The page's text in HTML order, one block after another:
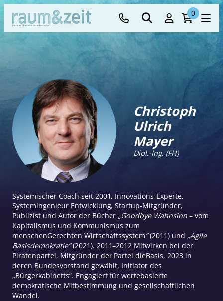
0
Christoph
Ulrich
Mayer
Dipl.-Ing. (FH)
Systemischer Coach seit 2001, Innovations-Experte,
Systemingenieur Entwicklung, Startup-Mitgründer,
Publizist und Autor der Bücher „Goodbye Wahnsinn – vom
Kapitalismus und Kommunismus zum
menschenGerechten Wirtschaftssystem“(2011) und „Agile
Basisdemokratie“(2021). 2011–2012 Mitwirken bei der
Piratenpartei, Mitgründer der Partei dieBasis, 2023 in
deren Bundesvorstand gewählt, Initiator des
„Bürgerkabinetts“. Engagiert für wertebasierte
demokratische Mitbestimmung und gesellschaftlichen
Wandel.